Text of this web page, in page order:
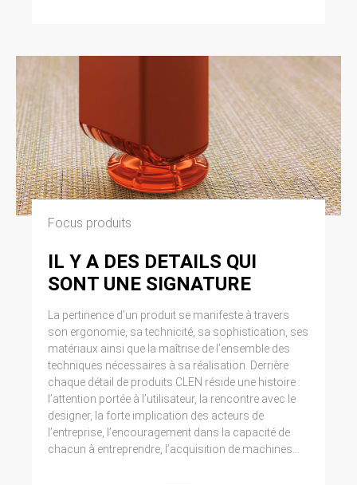
Focus produits
IL Y A DES DETAILS QUI
SONT UNE SIGNATURE
La pertinence d’un produit se manifeste à travers
son ergonomie, sa technicité, sa sophistication, ses
matériaux ainsi que la maîtrise de l’ensemble des
techniques nécessaires à sa réalisation. Derrière
chaque détail de produits CLEN réside une histoire :
l’attention portée à l’utilisateur, la rencontre avec le
designer, la forte implication des acteurs de
l’entreprise, l’encouragement dans la capacité de
chacun à entreprendre, l’acquisition de machines...